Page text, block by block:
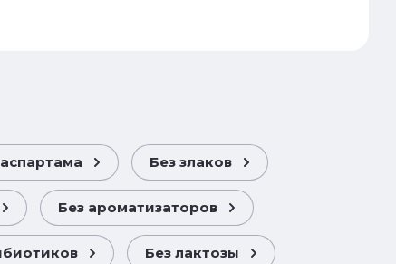
Без злаков
Без ароматизаторов
Без лактозы